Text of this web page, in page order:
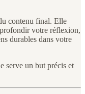
contenu final. Elle
votre réflexion,
durables dans votre
serve un but précis et